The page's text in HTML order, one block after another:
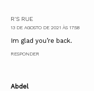
R'S RUE
13 DE AGOSTO DE 2021 ÀS 17:58
Im glad you’re back.
RESPONDER
Abdel